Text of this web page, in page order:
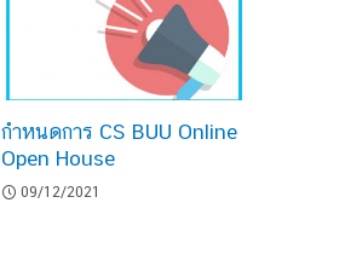
กำหนดการ CS BUU Online
Open House
09/12/2021